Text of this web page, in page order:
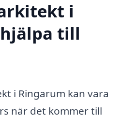
i
till
i Ringarum kan vara
när det kommer till